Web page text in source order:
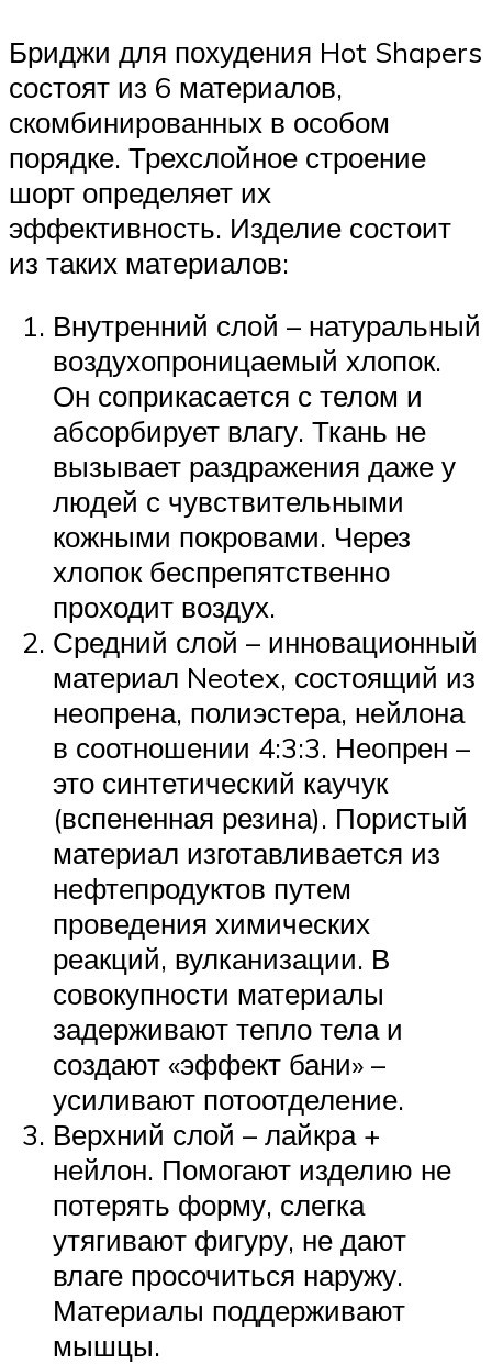
Бриджи для похудения Hot Shapers
состоят из 6 материалов,
скомбинированных в особом
порядке. Трехслойное строение
шорт определяет их
эффективность. Изделие состоит
из таких материалов:
Внутренний слой – натуральный
воздухопроницаемый хлопок.
Он соприкасается с телом и
абсорбирует влагу. Ткань не
вызывает раздражения даже у
людей с чувствительными
кожными покровами. Через
хлопок беспрепятственно
проходит воздух.
Средний слой – инновационный
материал Neotex, состоящий из
неопрена, полиэстера, нейлона
в соотношении 4:3:3. Неопрен –
это синтетический каучук
(вспененная резина). Пористый
материал изготавливается из
нефтепродуктов путем
проведения химических
реакций, вулканизации. В
совокупности материалы
задерживают тепло тела и
создают «эффект бани» –
усиливают потоотделение.
Верхний слой – лайкра +
нейлон. Помогают изделию не
потерять форму, слегка
утягивают фигуру, не дают
влаге просочиться наружу.
Материалы поддерживают
мышцы.